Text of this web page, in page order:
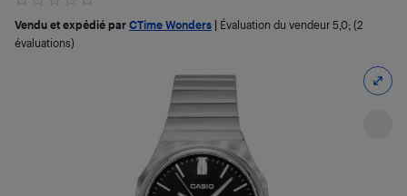
Vendu et expédié par CTime Wonders Évaluation du vendeur 5,0; (2
évaluations)